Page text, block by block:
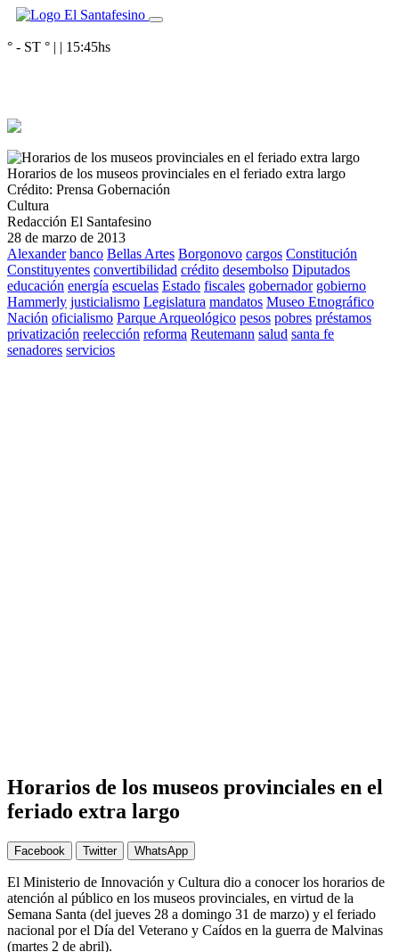
° - ST ° | | 15:45hs
Horarios de los museos provinciales en el feriado extra largo
Crédito: Prensa Gobernación
Cultura
Redacción El Santafesino
28 de marzo de 2013
Alexander banco Bellas Artes Borgonovo cargos Constitución
Constituyentes convertibilidad crédito desembolso Diputados
educación energía escuelas Estado fiscales gobernador gobierno
Hammerly justicialismo Legislatura mandatos Museo Etnográfico
Nación oficialismo Parque Arqueológico pesos pobres préstamos
privatización reelección reforma Reutemann salud santa fe
senadores servicios
Horarios de los museos provinciales en el
feriado extra largo
Facebook Twitter WhatsApp
El Ministerio de Innovación y Cultura dio a conocer los horarios de
atención al público en los museos provinciales, en virtud de la
Semana Santa (del jueves 28 a domingo 31 de marzo) y el feriado
nacional por el Día del Veterano y Caídos en la guerra de Malvinas
(martes 2 de abril).